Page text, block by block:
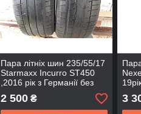
Пара літніх шин 235/55/17
Starmaxx Incurro ST450
,2016 рік з Германії без
пробігу по Україні
2 500₴ 3